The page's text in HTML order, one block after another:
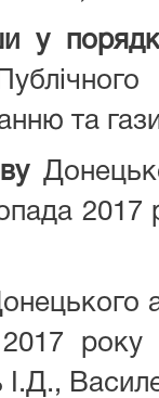
у
та
2017
року
І.Д.,